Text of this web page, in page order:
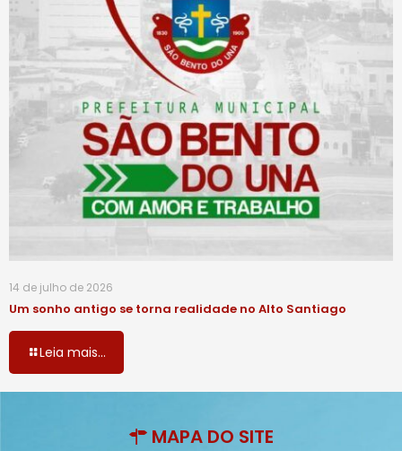
14 de julho de 2026
Um sonho antigo se torna realidade no Alto Santiago
Leia mais...
MAPA DO SITE